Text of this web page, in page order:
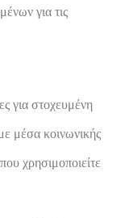
για τις
για στοχευμένη
μέσα κοινωνικής
χρησιμοποιείτε